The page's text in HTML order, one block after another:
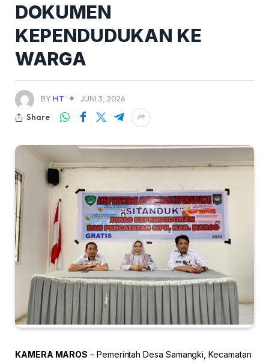
DOKUMEN
KEPENDUDUKAN KE
WARGA
BY HT
JUNI 3, 2026
Share
KAMERA MAROS – Pemerintah Desa Samangki, Kecamatan